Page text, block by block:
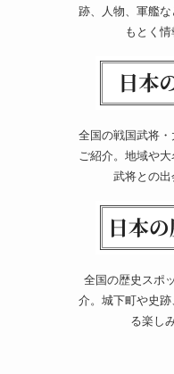
跡、人物、軍艦
もとく情
全国の戦国武将
ご紹介。地域や
武将との出
全国の歴史スポ
介。城下町や史
る楽し